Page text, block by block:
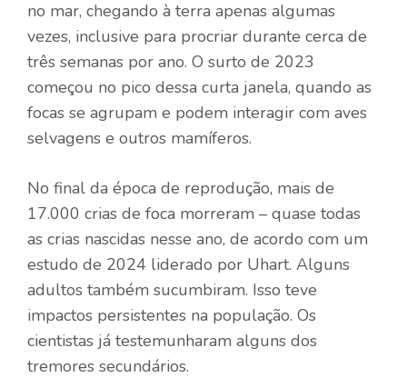
no mar, chegando à terra apenas algumas
vezes, inclusive para procriar durante cerca de
três semanas por ano. O surto de 2023
começou no pico dessa curta janela, quando as
focas se agrupam e podem interagir com aves
selvagens e outros mamíferos.
No final da época de reprodução, mais de
17.000 crias de foca morreram – quase todas
as crias nascidas nesse ano, de acordo com um
estudo de 2024 liderado por Uhart. Alguns
adultos também sucumbiram. Isso teve
impactos persistentes na população. Os
cientistas já testemunharam alguns dos
tremores secundários.